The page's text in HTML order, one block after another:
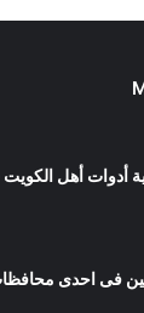
أدوات أهل
فى احدى